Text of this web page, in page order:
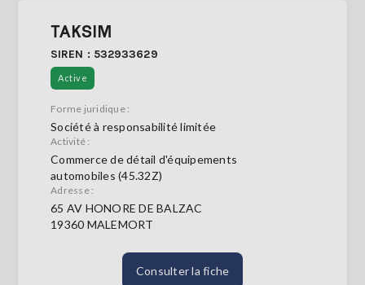
TAKSIM
SIREN : 532933629
Active
Forme juridique :
Société à responsabilité limitée
Activité :
Commerce de détail d'équipements
automobiles (45.32Z)
Adresse :
65 AV HONORE DE BALZAC
19360 MALEMORT
Consulter la fiche